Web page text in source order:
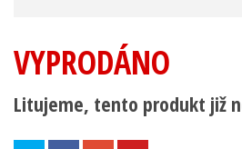
VYPRODÁNO
Litujeme, tento produkt již